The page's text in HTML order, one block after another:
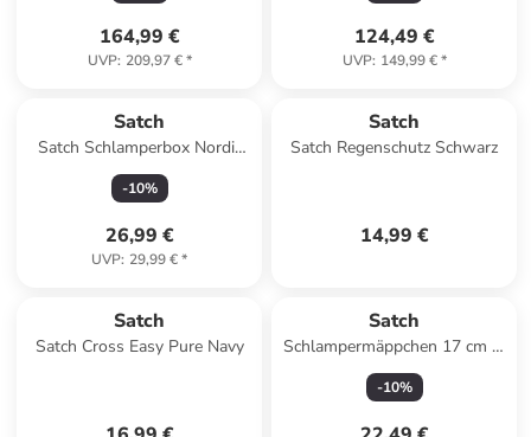
164,99 €
UVP: 209,97 €*
124,49 €
UVP: 149,99 €*
Satch
Satch Schlamperbox Nordic
Ice Blue
-10%
26,99 €
UVP: 29,99 €*
Satch
Satch Regenschutz Schwarz
14,99 €
Satch
Satch Cross Easy Pure Navy
Satch
Schlampermäppchen 17 cm in
Nordic Grey
-10%